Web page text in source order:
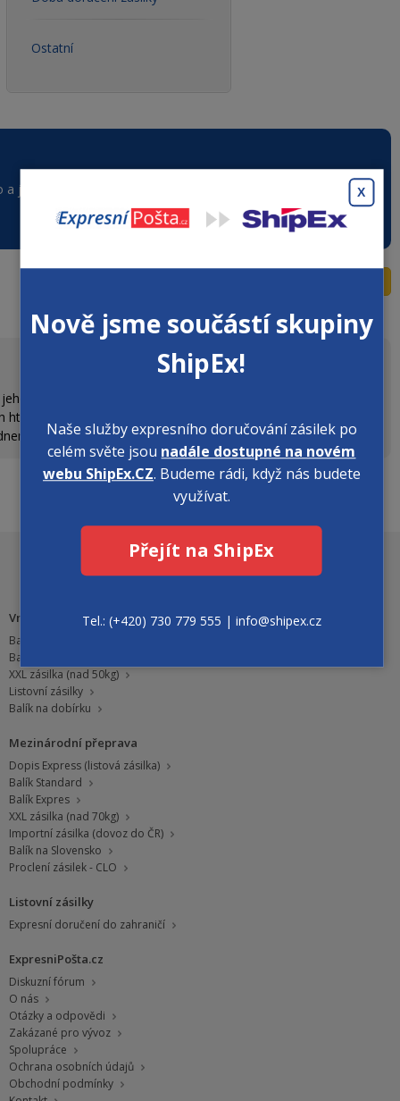
X
Nově jsme součástí skupiny
ShipEx!
Naše služby expresního doručování zásilek po
celém světe jsou nadále dostupné na novém
webu ShipEx.CZ. Budeme rádi, když nás budete
využívat.
Přejít na ShipEx
Tel.: (+420) 730 779 555 | info@shipex.cz
Ostatní
jak mám udělat. Můžete mi prosím poradit?
váhu i rozměry, adresu vyzvednutí a místo doručení. Poté
www.expresniposta.cz/client/objednat-prepravu. Po
Zobrazit plnou verzi webu
Vnitrostátní přeprava
Balík Standard
Balík Express
XXL zásilka (nad 50kg)
Listovní zásilky
Balík na dobírku
Mezinárodní přeprava
Dopis Express (listová zásilka)
Balík Standard
Balík Expres
XXL zásilka (nad 70kg)
Importní zásilka (dovoz do ČR)
Balík na Slovensko
Proclení zásilek - CLO
Listovní zásilky
Expresní doručení do zahraničí
ExpresniPošta.cz
Diskuzní fórum
O nás
Otázky a odpovědi
Zakázané pro vývoz
Spolupráce
Ochrana osobních údajů
Obchodní podmínky